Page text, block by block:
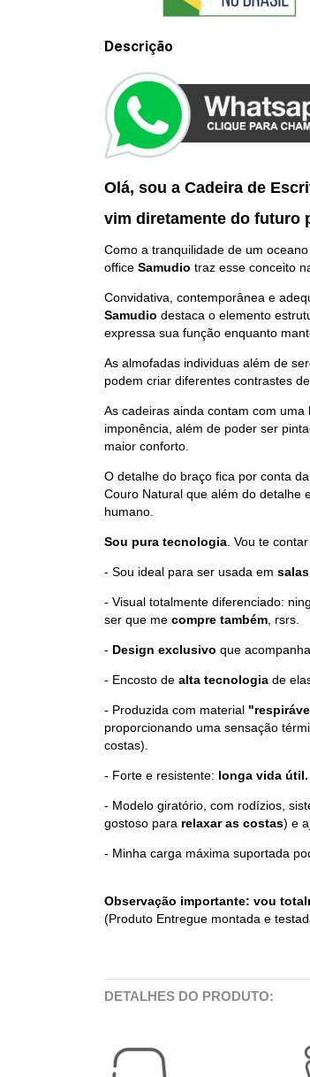
Descrição
Olá, sou a Cadeira de
vim diretamente do futuro
Como a tranquilidade de um
office Samudio traz esse conceito
Convidativa, contemporânea e
Samudio destaca o elemento
expressa sua função enquanto
As almofadas individuas além de
podem criar diferentes contrastes
As cadeiras ainda contam com
imponência, além de poder ser
maior conforto.
O detalhe do braço fica por conta
Couro Natural que além do detalhe
humano.
Sou pura tecnologia . Vou te
- Sou ideal para ser usada em
- Visual totalmente diferenciado:
ser que me compre também , rsrs.
- Design exclusivo que
- Encosto de alta tecnologia de
- Produzida com material
proporcionando uma sensação
costas).
- Forte e resistente: longa vida útil.
- Modelo giratório, com rodízios,
gostoso para relaxar as costas) e
- Minha carga máxima suportada
Observação importante: vou
(Produto Entregue montada e
DETALHES DO PRODUTO: